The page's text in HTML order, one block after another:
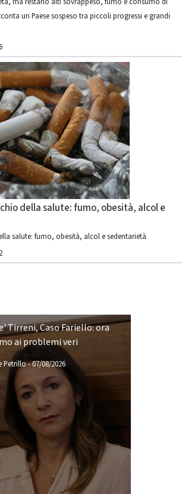
un Paese sospeso tra piccoli progressi e grandi
della salute: fumo, obesità, alcol e
salute: fumo, obesità, alcol e sedentarietà
Tirreni, Caso Fariello: ora
ai problemi veri
Petrillo-07/08/2026